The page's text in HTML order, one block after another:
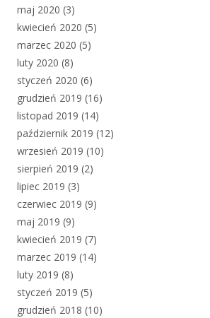
maj 2020 (3)
kwiecień 2020 (5)
marzec 2020 (5)
luty 2020 (8)
styczeń 2020 (6)
grudzień 2019 (16)
listopad 2019 (14)
październik 2019 (12)
wrzesień 2019 (10)
sierpień 2019 (2)
lipiec 2019 (3)
czerwiec 2019 (9)
maj 2019 (9)
kwiecień 2019 (7)
marzec 2019 (14)
luty 2019 (8)
styczeń 2019 (5)
grudzień 2018 (10)